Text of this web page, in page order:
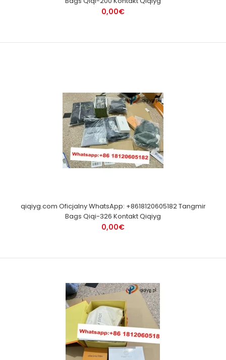
0,00€
qiqiyg.com Oficjalny WhatsApp: +8618120605182 Tangmir
Bags Qiqi-326 Kontakt Qiqiyg
0,00€